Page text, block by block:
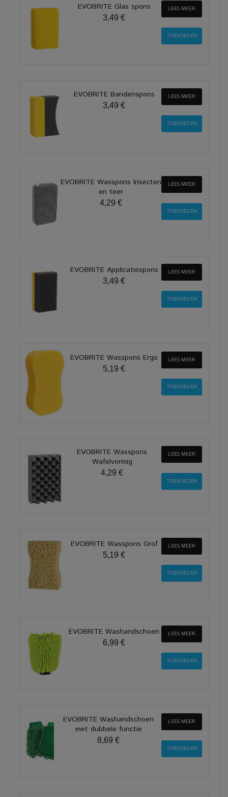
EVOBRITE Glas spons
3,49 €
LEES MEER
EVOBRITE Bandenspons
3,49 €
LEES MEER
EVOBRITE Wasspons Insecten
en teer
4,29 €
LEES MEER
EVOBRITE Applicatiespons
3,49 €
LEES MEER
EVOBRITE Wasspons Ergo
5,19 €
LEES MEER
EVOBRITE Wasspons
Wafelvormig
4,29 €
LEES MEER
EVOBRITE Wasspons Grof
5,19 €
LEES MEER
EVOBRITE Washandschoen
6,99 €
LEES MEER
EVOBRITE Washandschoen
met dubbele functie
8,69 €
LEES MEER